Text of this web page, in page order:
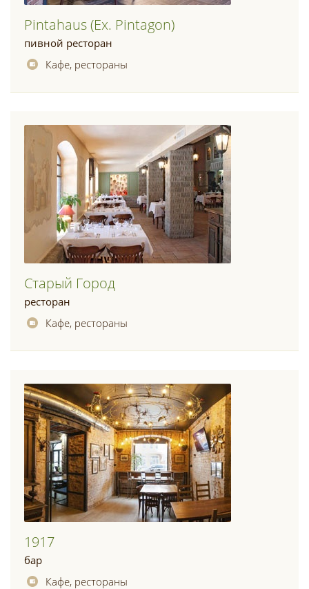
Pintahaus (ex. Pintagon)
пивной ресторан
Кафе, рестораны
Старый Город
ресторан
Кафе, рестораны
1917
бар
Кафе, рестораны